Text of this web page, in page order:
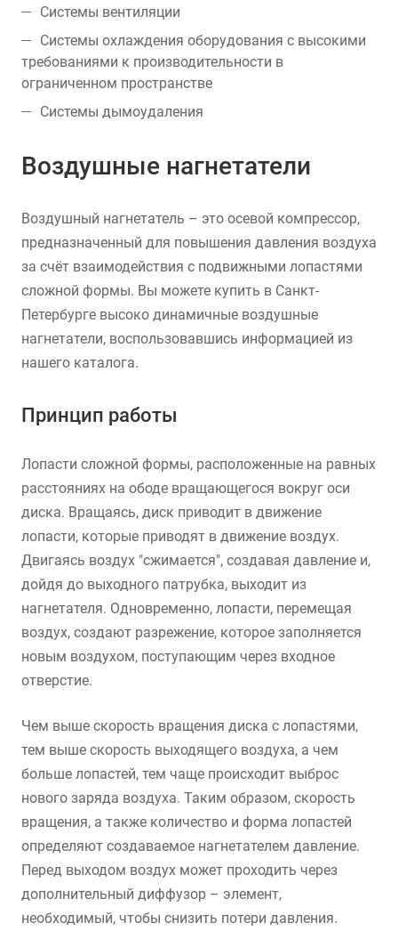
Системы вентиляции
Системы охлаждения оборудования с высокими
требованиями к производительности в
ограниченном пространстве
Системы дымоудаления
Воздушные нагнетатели
Воздушный нагнетатель – это осевой компрессор,
предназначенный для повышения давления воздуха
за счёт взаимодействия с подвижными лопастями
сложной формы. Вы можете купить в Санкт-
Петербурге высоко динамичные воздушные
нагнетатели, воспользовавшись информацией из
нашего каталога.
Принцип работы
Лопасти сложной формы, расположенные на равных
расстояниях на ободе вращающегося вокруг оси
диска. Вращаясь, диск приводит в движение
лопасти, которые приводят в движение воздух.
Двигаясь воздух "сжимается", создавая давление и,
дойдя до выходного патрубка, выходит из
нагнетателя. Одновременно, лопасти, перемещая
воздух, создают разрежение, которое заполняется
новым воздухом, поступающим через входное
отверстие.
Чем выше скорость вращения диска с лопастями,
тем выше скорость выходящего воздуха, а чем
больше лопастей, тем чаще происходит выброс
нового заряда воздуха. Таким образом, скорость
вращения, а также количество и форма лопастей
определяют создаваемое нагнетателем давление.
Перед выходом воздух может проходить через
дополнительный диффузор – элемент,
необходимый, чтобы снизить потери давления.